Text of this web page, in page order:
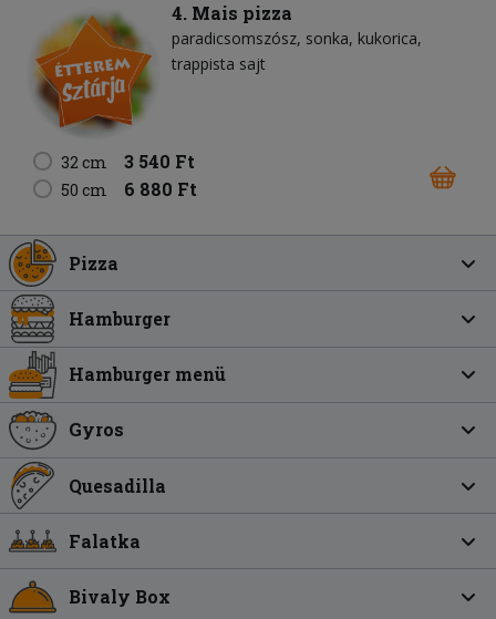
4. Mais pizza
paradicsomszósz sonka kukorica
trappista sajt
32 cm 3 540 Ft
50 cm 6 880 Ft
Pizza
Hamburger
Hamburger menü
Gyros
Quesadilla
Falatka
Bivaly Box